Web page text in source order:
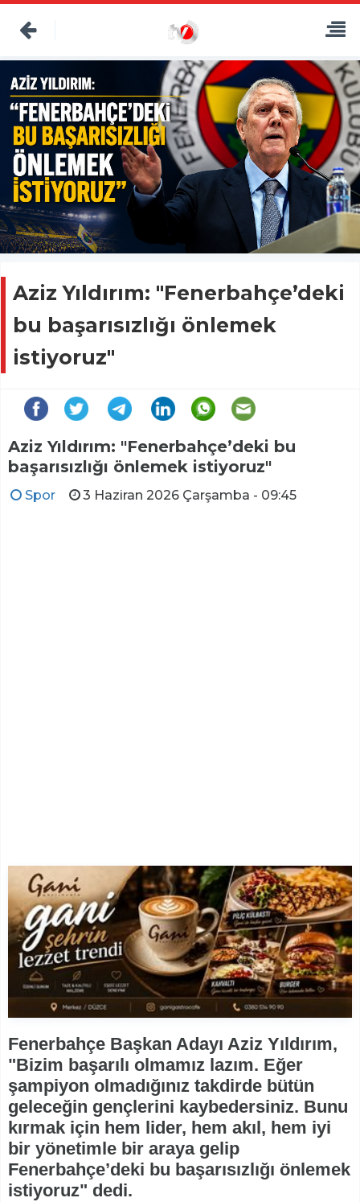
Aziz Yıldırım: "Fenerbahçe’deki
bu başarısızlığı önlemek
istiyoruz"
Aziz Yıldırım: "Fenerbahçe’deki bu
başarısızlığı önlemek istiyoruz"
Spor 3 Haziran 2026 Çarşamba - 09:45
Fenerbahçe Başkan Adayı Aziz Yıldırım,
"Bizim başarılı olmamız lazım. Eğer
şampiyon olmadığınız takdirde bütün
geleceğin gençlerini kaybedersiniz. Bunu
kırmak için hem lider, hem akıl, hem iyi
bir yönetimle bir araya gelip
Fenerbahçe’deki bu başarısızlığı önlemek
istiyoruz" dedi.